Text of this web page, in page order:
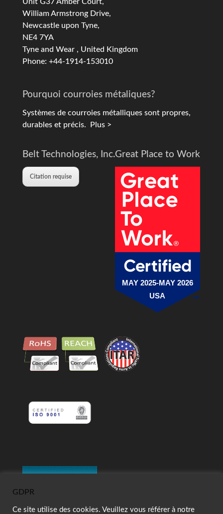
William Armstrong Drive,
Newcastle upon Tyne,
NE4 7YA
Tyne and Wear , United Kingdom
Phone: +44-1914-153010
Pourquoi courroies métaliques?
Systèmes de courroies métalliques sont propres,
durables et précis. Plus >
Belt Technologies, Inc.
Citation requise
Great Place to Work
MAY 2025-MAY 2026
USA
GDPR
Ce site utilise des cookies. Veuillez vous référer à notre